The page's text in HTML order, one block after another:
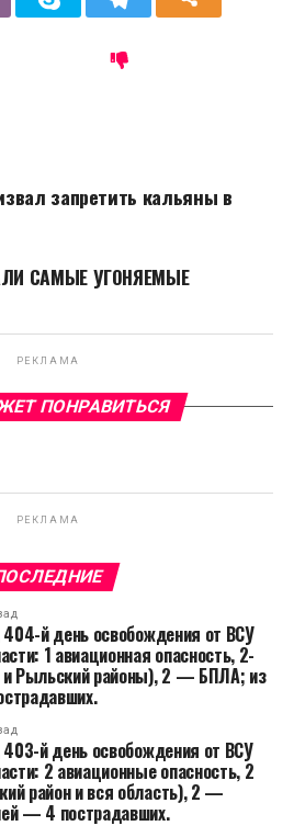
запретить кальяны в
САМЫЕ УГОНЯЕМЫЕ
РЕКЛАМА
ПОНРАВИТЬСЯ
РЕКЛАМА
й день освобождения от ВСУ
1 авиационная опасность, 2-
и Рыльский районы), 2 — БПЛА; из
й день освобождения от ВСУ
2 авиационные опасность, 2
район и вся область), 2 —
— 4 пострадавших.